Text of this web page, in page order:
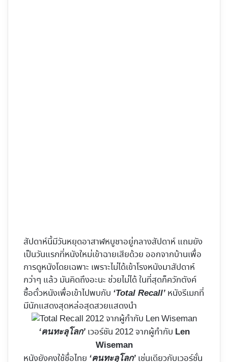
สัปดาห์นี้มีวันหยุดอาสาฬหบูชาอยู่กลางสัปดาห์ แถมยัง
เป็นวันแรกที่หนังใหม่เข้าฉายเสียด้วย ออกจากบ้านเพื่อ
การดูหนังโดยเฉพาะ เพราะไม่ได้เข้าโรงหนังมาสัปดาห์
กว่าๆ แล้ว มันคิดถึงอะนะ ช่วยไม่ได้ ในที่สุดก็ควักตังค์
ซื้อตั๋วหนังเพื่อเข้าไปพบกับ ‘Total Recall’ หนังรีเมกที่
มีนักแสดงสุดหล่อสุดสวยแสดงนำ
‘ฅนทะลุโลก’เวอร์ชัน 2012 จากผู้กำกับ Len
Wiseman
หนังยังคงใช้ชื่อไทย ‘ฅนทะลุโลก’ เช่นเดียวกับเวอร์ชั่น